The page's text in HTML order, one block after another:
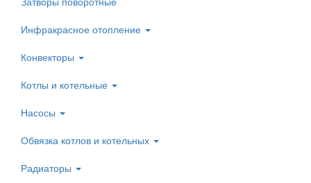
Инфракрасное отопление
Конвекторы
Котлы и котельные
Насосы
Обвязка котлов и котельных
Радиаторы